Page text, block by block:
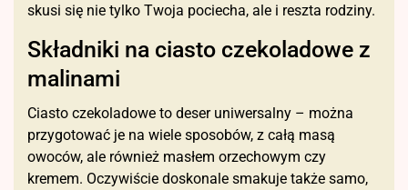
skusi się nie tylko Twoja pociecha, ale i reszta rodziny.
Składniki na ciasto czekoladowe z
malinami
Ciasto czekoladowe to deser uniwersalny – można
przygotować je na wiele sposobów, z całą masą
owoców, ale również masłem orzechowym czy
kremem. Oczywiście doskonale smakuje także samo,